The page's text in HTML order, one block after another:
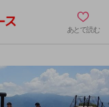
あとで読む